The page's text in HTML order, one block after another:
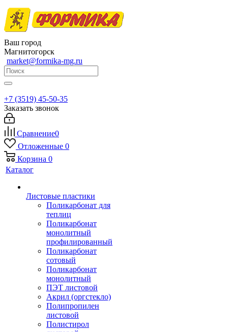
Ваш город
Магнитогорск
market@formika-mg.ru
+7 (3519) 45-50-35
Заказать звонок
Сравнение0
Отложенные 0
Корзина 0
Каталог
Листовые пластики
Поликарбонат для
теплиц
Поликарбонат
монолитный
профилированный
Поликарбонат
сотовый
Поликарбонат
монолитный
ПЭТ листовой
Акрил (оргстекло)
Полипропилен
листовой
Полистирол